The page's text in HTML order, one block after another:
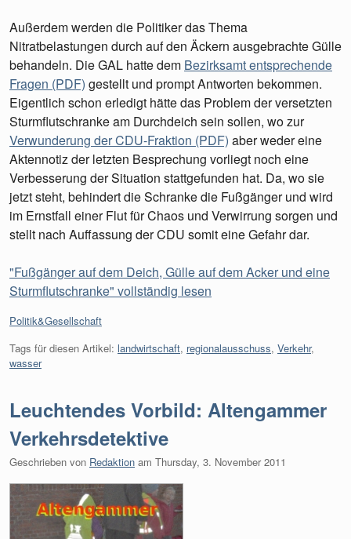
Außerdem werden die Politiker das Thema
Nitratbelastungen durch auf den Äckern ausgebrachte Gülle
behandeln. Die GAL hatte dem Bezirksamt entsprechende
Fragen (PDF) gestellt und prompt Antworten bekommen.
Eigentlich schon erledigt hätte das Problem der versetzten
Sturmflutschranke am Durchdeich sein sollen, wo zur
Verwunderung der CDU-Fraktion (PDF) aber weder eine
Aktennotiz der letzten Besprechung vorliegt noch eine
Verbesserung der Situation stattgefunden hat. Da, wo sie
jetzt steht, behindert die Schranke die Fußgänger und wird
im Ernstfall einer Flut für Chaos und Verwirrung sorgen und
stellt nach Auffassung der CDU somit eine Gefahr dar.
"Fußgänger auf dem Deich, Gülle auf dem Acker und eine
Sturmflutschranke" vollständig lesen
Kategorien:
Politik&Gesellschaft
Tags für diesen Artikel: landwirtschaft, regionalausschuss, Verkehr,
wasser
Leuchtendes Vorbild: Altengammer
Verkehrsdetektive
Geschrieben von Redaktion am Thursday, 3. November 2011